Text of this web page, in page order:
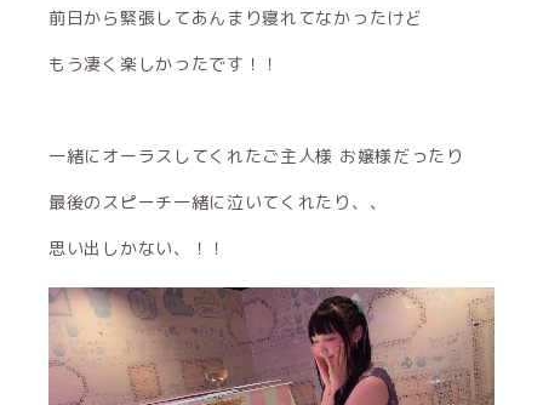
前日から緊張してあんまり寝れてなかったけど
もう凄く楽しかったです！！
一緒にオーラスしてくれたご主人様 お嬢様だったり
最後のスピーチ一緒に泣いてくれたり、、
思い出しかない、！！